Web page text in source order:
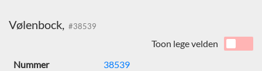
Vølenbock, #38539
Toon lege velden
Nummer
38539